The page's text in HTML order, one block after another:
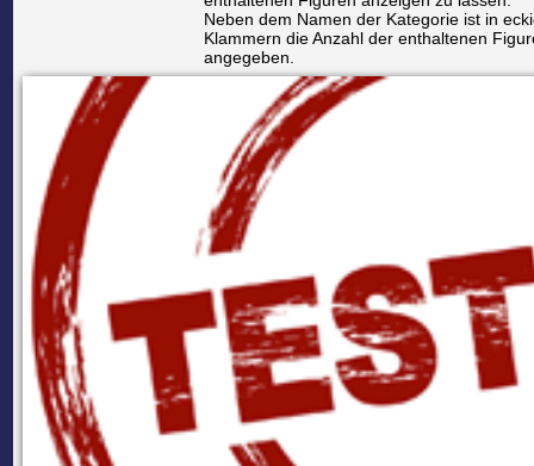
Neben dem Namen der Kategorie ist in
Klammern die Anzahl der enthaltenen
angegeben.